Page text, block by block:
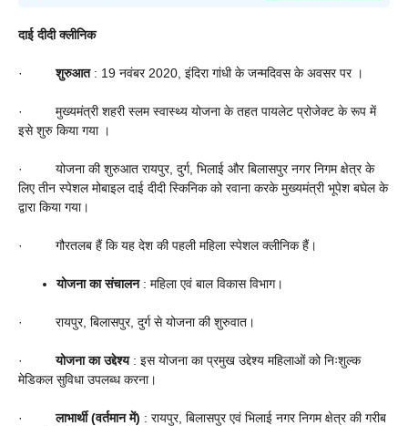
दाई दीदी क्लीनिक
·शुरुआत : 19 नवंबर 2020, इंदिरा गांधी के जन्‍मदिवस के अवसर पर ।
· मुख्यमंत्री शहरी स्‍लम स्‍वास्‍थ्‍य योजना के तहत पायलेट प्रोजेक्ट के रूप में
इसे शुरु किया गया ।
· योजना की शुरुआत रायपुर, दुर्ग, भिलाई और बिलासपुर नगर निगम क्षेत्र के
लिए तीन स्पेशल मोबाइल दाई दीदी स्किनिक को रवाना करके मुख्यमंत्री भूपेश बघेल के
द्वारा किया गया।
· गौरतलब हैं कि यह देश की पहली महिला स्पेशल क्लीनिक हैं।
योजना का संचालन : महिला एवं बाल विकास विभाग।
· रायपुर, बिलासपुर, दुर्ग से योजना की शुरुवात।
·योजना का उद्देश्य : इस योजना का प्रमुख उद्देश्य महिलाओं को निःशुल्क
मेडिकल सुविधा उपलब्ध करना।
·लाभार्थी (वर्तमान में) : रायपुर, बिलासपुर एवं भिलाई नगर निगम क्षेत्र की गरीब